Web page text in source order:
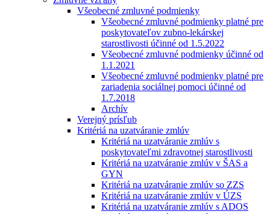
Všeobecné zmluvné podmienky
Všeobecné zmluvné podmienky platné pre
poskytovateľov zubno-lekárskej
starostlivosti účinné od 1.5.2022
Všeobecné zmluvné podmienky účinné od
1.1.2021
Všeobecné zmluvné podmienky platné pre
zariadenia sociálnej pomoci účinné od
1.7.2018
Archív
Verejný prísľub
Kritériá na uzatváranie zmlúv
Kritériá na uzatváranie zmlúv s
poskytovateľmi zdravotnej starostlivosti
Kritériá na uzatváranie zmlúv v ŠAS a
GYN
Kritériá na uzatváranie zmlúv so ZZS
Kritériá na uzatváranie zmlúv v ÚZS
Kritériá na uzatváranie zmlúv s ADOS